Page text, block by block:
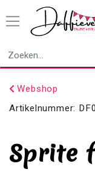
Webshop
Artikelnummer:
Sprite